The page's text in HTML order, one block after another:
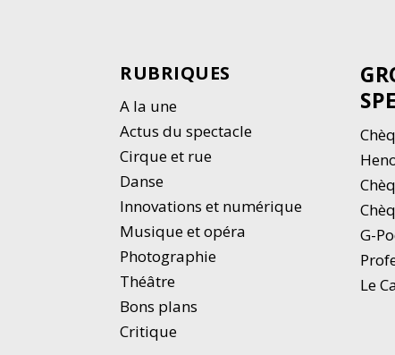
RUBRIQUES
A la une
Actus du spectacle
Cirque et rue
Danse
Innovations et numérique
Musique et opéra
Photographie
Théâtre
Bons plans
Critique
G-
Le